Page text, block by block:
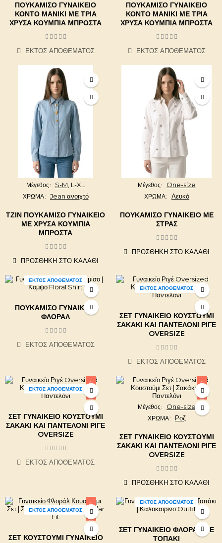
ΠΟΥΚΆΜΙΣΟ ΓΥΝΑΙΚΕΊΟ
ΚΟΝΤΌ ΜΑΝΊΚΙ ΜΕ ΤΡΊΑ
ΧΡΥΣΆ ΚΟΥΜΠΙΆ ΜΠΡΟΣΤΆ
ΕΚΤΌΣ ΑΠΟΘΈΜΑΤΟΣ
ΠΟΥΚΆΜΙΣΟ ΓΥΝΑΙΚΕΊΟ
ΚΟΝΤΌ ΜΑΝΊΚΙ ΜΕ ΤΡΊΑ
ΧΡΥΣΆ ΚΟΥΜΠΙΆ ΜΠΡΟΣΤΆ
ΕΚΤΌΣ ΑΠΟΘΈΜΑΤΟΣ
Μέγεθος S-M, L-XL
ΧΡΩΜΑ Jean ανοιχτό
ΤΖΙΝ ΠΟΥΚΆΜΙΣΟ ΓΥΝΑΙΚΕΊΟ
ΜΕ ΧΡΥΣΆ ΚΟΥΜΠΙΆ
ΜΠΡΟΣΤΆ
ΠΡΟΣΘΉΚΗ ΣΤΟ ΚΑΛΆΘΙ
Μέγεθος One-size
ΧΡΩΜΑ Λευκό
ΠΟΥΚΆΜΙΣΟ ΓΥΝΑΙΚΕΊΟ ΜΕ
ΣΤΡΑΣ
ΠΡΟΣΘΉΚΗ ΣΤΟ ΚΑΛΆΘΙ
ΕΚΤΌΣ ΑΠΟΘΈΜΑΤΟΣ
ΠΟΥΚΆΜΙΣΟ ΓΥΝΑΙΚΕΊΟ
ΦΛΟΡΆΛ
ΕΚΤΌΣ ΑΠΟΘΈΜΑΤΟΣ
ΕΚΤΌΣ ΑΠΟΘΈΜΑΤΟΣ
ΣΕΤ ΓΥΝΑΙΚΕΊΟ ΚΟΥΣΤΟΎΜΙ
ΣΑΚΆΚΙ ΚΑΙ ΠΑΝΤΕΛΌΝΙ ΡΙΓΈ
OVERSIZE
ΕΚΤΌΣ ΑΠΟΘΈΜΑΤΟΣ
ΕΚΤΌΣ ΑΠΟΘΈΜΑΤΟΣ -20,00 €
ΣΕΤ ΓΥΝΑΙΚΕΊΟ ΚΟΥΣΤΟΎΜΙ
ΣΑΚΆΚΙ ΚΑΙ ΠΑΝΤΕΛΌΝΙ ΡΙΓΈ
OVERSIZE
ΕΚΤΌΣ ΑΠΟΘΈΜΑΤΟΣ
-20,00 €
Μέγεθος One-size
ΧΡΩΜΑ Ροζ
ΣΕΤ ΓΥΝΑΙΚΕΊΟ ΚΟΥΣΤΟΎΜΙ
ΣΑΚΆΚΙ ΚΑΙ ΠΑΝΤΕΛΌΝΙ ΡΙΓΈ
OVERSIZE
ΠΡΟΣΘΉΚΗ ΣΤΟ ΚΑΛΆΘΙ
ΕΚΤΌΣ ΑΠΟΘΈΜΑΤΟΣ -20,00 €
ΣΕΤ ΚΟΥΣΤΟΎΜΙ ΓΥΝΑΙΚΕΊΟ
ΕΚΤΌΣ ΑΠΟΘΈΜΑΤΟΣ
ΣΕΤ ΓΥΝΑΙΚΕΊΟ ΦΛΟΡΆΛ ΜΕ
ΤΟΠΆΚΙ